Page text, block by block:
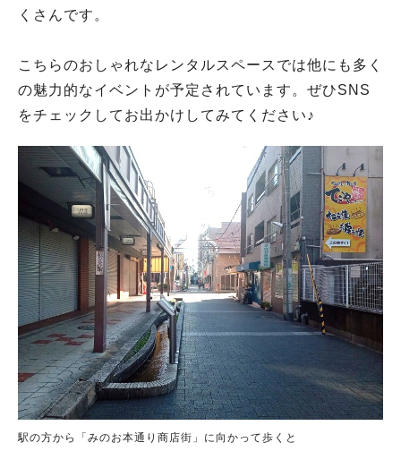
くさんです。
こちらのおしゃれなレンタルスペースでは他にも多く
の魅力的なイベントが予定されています。ぜひSNS
をチェックしてお出かけしてみてください♪
駅の方から「みのお本通り商店街」に向かって歩くと